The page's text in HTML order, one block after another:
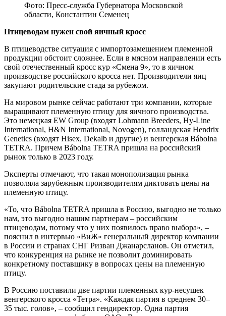
Фото: Пресс-служба Губернатора Московской
области, Константин Семенец
Птицеводам нужен свой яичный кросс
В птицеводстве ситуация с импортозамещением племенной
продукции обстоит сложнее. Если в мясном направлении есть
свой отечественный кросс кур «Смена 9», то в яичном
производстве российского кросса нет. Производители яиц
закупают родительские стада за рубежом.
На мировом рынке сейчас работают три компании, которые
выращивают племенную птицу для яичного производства.
Это немецкая EW Group (входят Lohmann Breeders, Hy-Line
International, H&N International, Novogen), голландская Hendrix
Genetics (входят Hisex, Dekalb и другие) и венгерская Bábolna
TETRA. Причем Bábolna TETRA пришла на российский
рынок только в 2023 году.
Эксперты отмечают, что такая монополизация рынка
позволяла зарубежным производителям диктовать цены на
племенную птицу.
«То, что Bábolna TETRA пришла в Россию, выгодно не только
нам, это выгодно нашим партнерам – российским
птицеводам, потому что у них появилось право выбора», –
пояснил в интервью «ВиЖ» генеральный директор компании
в России и странах СНГ Ризван Джанарсланов. Он отметил,
что конкуренция на рынке не позволит доминировать
конкретному поставщику в вопросах цены на племенную
птицу.
В Россию поставили две партии племенных кур-несушек
венгерского кросса «Тетра». «Каждая партия в среднем 30–
35 тыс. голов», – сообщил гендиректор. Одна партия